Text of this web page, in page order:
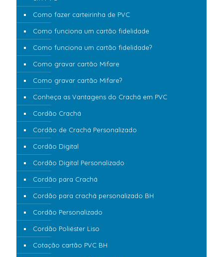
Como fazer carteirinha de PVC
Como funciona um cartão fidelidade
Como funciona um cartão fidelidade?
Como gravar cartão Mifare
Como gravar cartão Mifare?
Conheça as Vantagens do Crachá em PVC
Cordão Crachá
Cordão de Crachá Personalizado
Cordão Digital
Cordão Digital Personalizado
Cordão para Crachá
Cordão para crachá personalizado BH
Cordão Personalizado
Cordão Poliéster Liso
Cotação cartão PVC BH